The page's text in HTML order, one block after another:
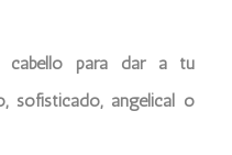
cabello para dar a tu
sofisticado, angelical o